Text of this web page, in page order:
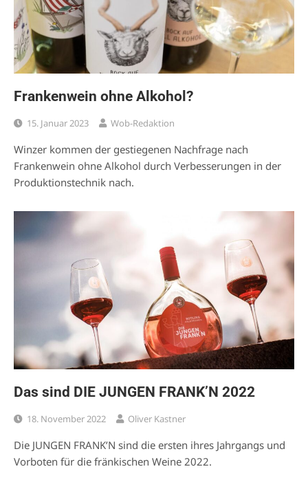
Frankenwein ohne Alkohol?
15. Januar 2023 Wob-Redaktion
Winzer kommen der gestiegenen Nachfrage nach
Frankenwein ohne Alkohol durch Verbesserungen in der
Produktionstechnik nach.
Das sind DIE JUNGEN FRANK’N 2022
18. November 2022 Oliver Kastner
Die JUNGEN FRANK’N sind die ersten ihres Jahrgangs und
Vorboten für die fränkischen Weine 2022.